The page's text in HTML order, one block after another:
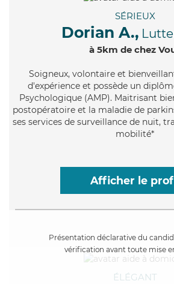
SÉRIEUX
Dorian A.,
à 5km de chez
Soigneux, volontaire et
d'expérience et possède un
Psychologique (AMP). Maitrisant
postopératoire et la maladie de
ses services de surveillance de nuit,
mobilité*
Afficher le
Présentation déclarative du
vérification avant toute mise
ÉLÉGANT